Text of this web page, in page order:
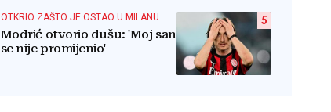
5
OTKRIO ZAŠTO JE OSTAO U MILANU
Modrić otvorio dušu: 'Moj san
se nije promijenio'